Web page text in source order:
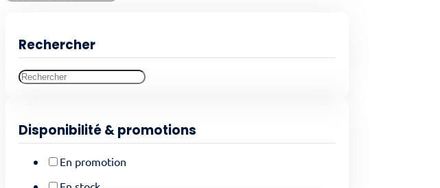
Rechercher
Disponibilité & promotions
En promotion